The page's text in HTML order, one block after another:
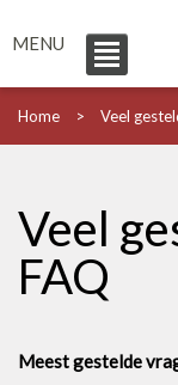
MENU
Home Veel
Veel
FAQ
Meest gestelde